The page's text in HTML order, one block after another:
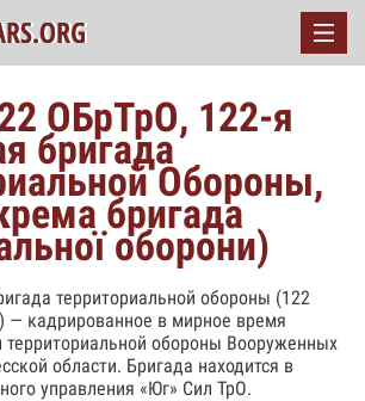
ОБрТрО, 122-я
бригада
Обороны,
бригада
оборони)
территориальной обороны (122
— кадрированное в мирное время
обороны Вооруженных
области. Бригада находится в
управления «Юг» Сил ТрО.